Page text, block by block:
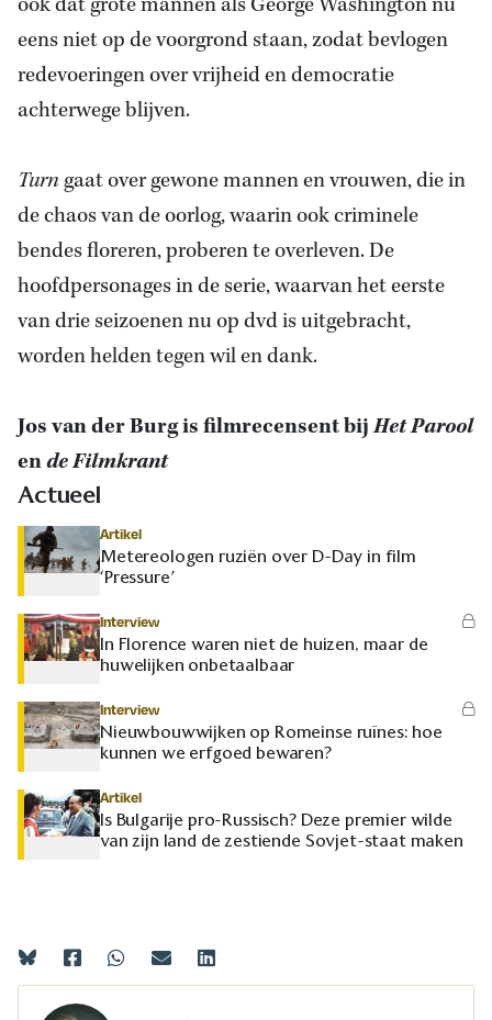
eens niet op de voorgrond staan, zodat bevlogen
redevoeringen over vrijheid en democratie
achterwege blijven.
Turngaat over gewone mannen en vrouwen, die in
de chaos van de oorlog, waarin ook criminele
bendes floreren, proberen te overleven. De
hoofdpersonages in de serie, waarvan het eerste
van drie seizoenen nu op dvd is uitgebracht,
worden helden tegen wil en dank.
Jos van der Burg is filmrecensent bijHet Parool
ende Filmkrant
Actueel
Artikel
Metereologen ruziën over D-Day in film
‘Pressure’
Interview
In Florence waren niet de huizen, maar de
huwelijken onbetaalbaar
Interview
Nieuwbouwwijken op Romeinse ruïnes: hoe
kunnen we erfgoed bewaren?
Artikel
Is Bulgarije pro-Russisch? Deze premier wilde
van zijn land de zestiende Sovjet-staat maken